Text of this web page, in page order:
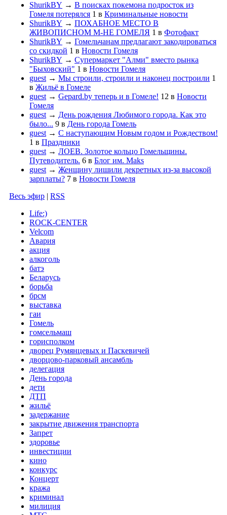
ShurikBY → В поисках покемона подросток из
Гомеля потерялся 1 в Криминальные новости
ShurikBY → ПОХАБНОЕ МЕСТО В
ЖИВОПИСНОМ М-НЕ ГОМЕЛЯ 1 в Фотофакт
ShurikBY → Гомельчанам предлагают закодироваться
со скидкой 1 в Новости Гомеля
ShurikBY → Супермаркет "Алми" вместо рынка
"Быховский" 1 в Новости Гомеля
guest → Мы строили, строили и наконец построили 1
в Жильё в Гомеле
guest → Gepard.by теперь и в Гомеле! 12 в Новости
Гомеля
guest → День рождения Любимого города. Как это
было... 9 в День города Гомель
guest → С наступающим Новым годом и Рождеством!
1 в Праздники
guest → ЛОЕВ. Золотое кольцо Гомельщины.
Путеводитель. 6 в Блог им. Maks
guest → Женщину лишили декретных из-за высокой
зарплаты? 7 в Новости Гомеля
Весь эфир | RSS
Life:)
ROCK-CENTER
Velcom
Авария
акция
алкоголь
батэ
Беларусь
борьба
брсм
выставка
гаи
Гомель
гомсельмаш
горисполком
дворец Румянцевых и Паскевичей
дворцово-парковый ансамбль
делегация
День города
дети
ДТП
жильё
задержание
закрытие движения транспорта
Запрет
здоровье
инвестиции
кино
конкурс
Концерт
кража
криминал
милиция